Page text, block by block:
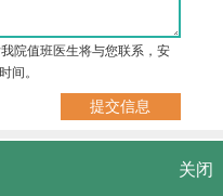
院值班医生将与您联系，安
间。
硚口区解放大道479号
话：
关闭